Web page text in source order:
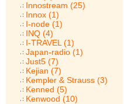
Innostream (25)
Innox (1)
I-node (1)
INQ (4)
I-TRAVEL (1)
Japan-radio (1)
Just5 (7)
Kejian (7)
Kempler & Strauss (3)
Kenned (5)
Kenwood (10)